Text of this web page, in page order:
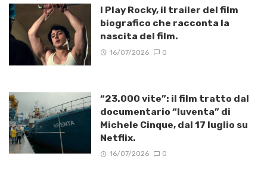
I Play Rocky, il trailer del film
biografico che racconta la
nascita del film.
16/07/2026 0
“23.000 vite”: il film tratto dal
documentario “Iuventa” di
Michele Cinque, dal 17 luglio su
Netflix.
16/07/2026 0